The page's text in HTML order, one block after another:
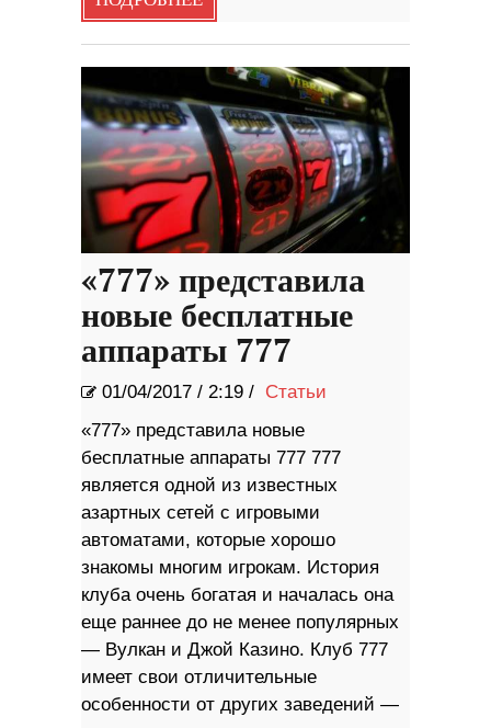
«777» представила
новые бесплатные
аппараты 777
01/04/2017 / 2:19 / Статьи
«777» представила новые
бесплатные аппараты 777 777
является одной из известных
азартных сетей с игровыми
автоматами, которые хорошо
знакомы многим игрокам. История
клуба очень богатая и началась она
еще раннее до не менее популярных
— Вулкан и Джой Казино. Клуб 777
имеет свои отличительные
особенности от других заведений —